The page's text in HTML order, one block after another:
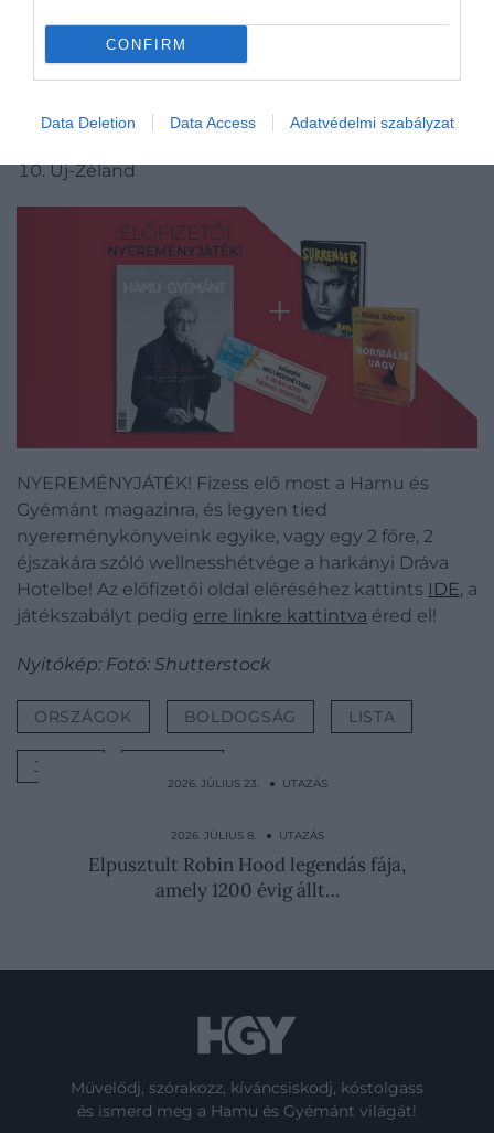
CONFIRM
Data Deletion Data Access Adatvédelmi szabályzat
Hollandia
Svédország
Svájc
Új-Zéland
NYEREMÉNYJÁTÉK! Fizess elő most a Hamu és
Gyémánt magazinra, és legyen tied
nyereménykönyveink egyike, vagy egy 2 főre, 2
éjszakára szóló wellnesshétvége a harkányi Dráva
Hotelbe! Az előfizetői oldal eléréséhez kattints IDE, a
játékszabályt pedig erre linkre kattintva éred el!
Nyitókép: Fotó: Shutterstock
ORSZÁGOK BOLDOGSÁG LISTA
JÓLÉT
2026. JÚLIUS 23. ● UTAZÁS
magyar kukoricatáblában
2026. JÚLIUS 8. ● UTAZÁS
Elpusztult Robin Hood legendás fája,
amely 1200 évig állt…
Művelődj, szórakozz, kíváncsiskodj, kóstolgass
és ismerd meg a Hamu és Gyémánt világát!